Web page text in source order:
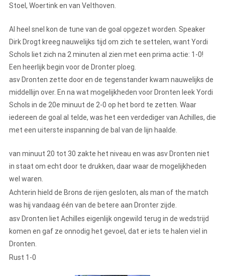
Stoel, Woertink en van Velthoven.
Al heel snel kon de tune van de goal opgezet worden. Speaker
Dirk Drogt kreeg nauwelijks tijd om zich te settelen, want Yordi
Schols liet zich na 2 minuten al zien met een prima actie: 1-0!
Een heerlijk begin voor de Dronter ploeg.
asv Dronten zette door en de tegenstander kwam nauwelijks de
middellijn over. En na wat mogelijkheden voor Dronten leek Yordi
Schols in de 20e minuut de 2-0 op het bord te zetten. Waar
iedereen de goal al telde, was het een verdediger van Achilles, die
met een uiterste inspanning de bal van de lijn haalde.
van minuut 20 tot 30 zakte het niveau en was asv Dronten niet
in staat om echt door te drukken, daar waar de mogelijkheden
wel waren.
Achterin hield de Brons de rijen gesloten, als man of the match
was hij vandaag één van de betere aan Dronter zijde.
asv Dronten liet Achilles eigenlijk ongewild terug in de wedstrijd
komen en gaf ze onnodig het gevoel, dat er iets te halen viel in
Dronten.
Rust 1-0